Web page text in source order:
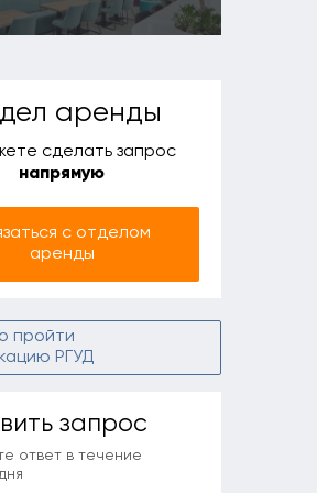
аренды
сделать запрос
напрямую
с отделом
аренды
пройти
РГУД
запрос
ответ в течение